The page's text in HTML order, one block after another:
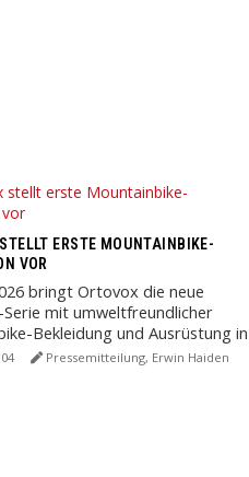
ERSTE MOUNTAINBIKE-
VOR
bringt Ortovox die neue
Serie mit umweltfreundlicher
Bekleidung und Ausrüstung in
Pressemitteilung, Erwin Haiden